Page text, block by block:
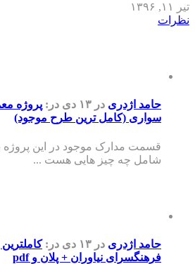
تیر ۱۱, ۱۳۹۶
نظرات
حامد اژدری در ۱۳ دی در: پروژه
سواری (کامل ترین طرح موجود)
قسمت مدارک موجود در این
شامل چه چیز هایی هست ...
حامد اژدری در ۱۳ دی در:
فرهنگسرای نیاوران + پلان و pdf